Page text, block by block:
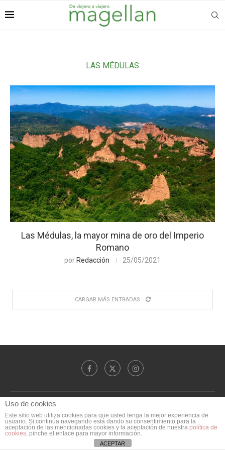
LAS MÉDULAS
Las Médulas, la mayor mina de oro del Imperio
Romano
por Redacción 25/05/2021
CARGAR MÁS ENTRADAS
Inicio
Copyright © 2015-2025 Magellan Magazine
Uso de cookies
Este sitio web utiliza cookies para que usted tenga la mejor experiencia de
usuario. Si continúa navegando está dando su consentimiento para la
aceptación de las mencionadas cookies y la aceptación de nuestra política de
cookies, pinche el enlace para mayor información.
ACEPTAR